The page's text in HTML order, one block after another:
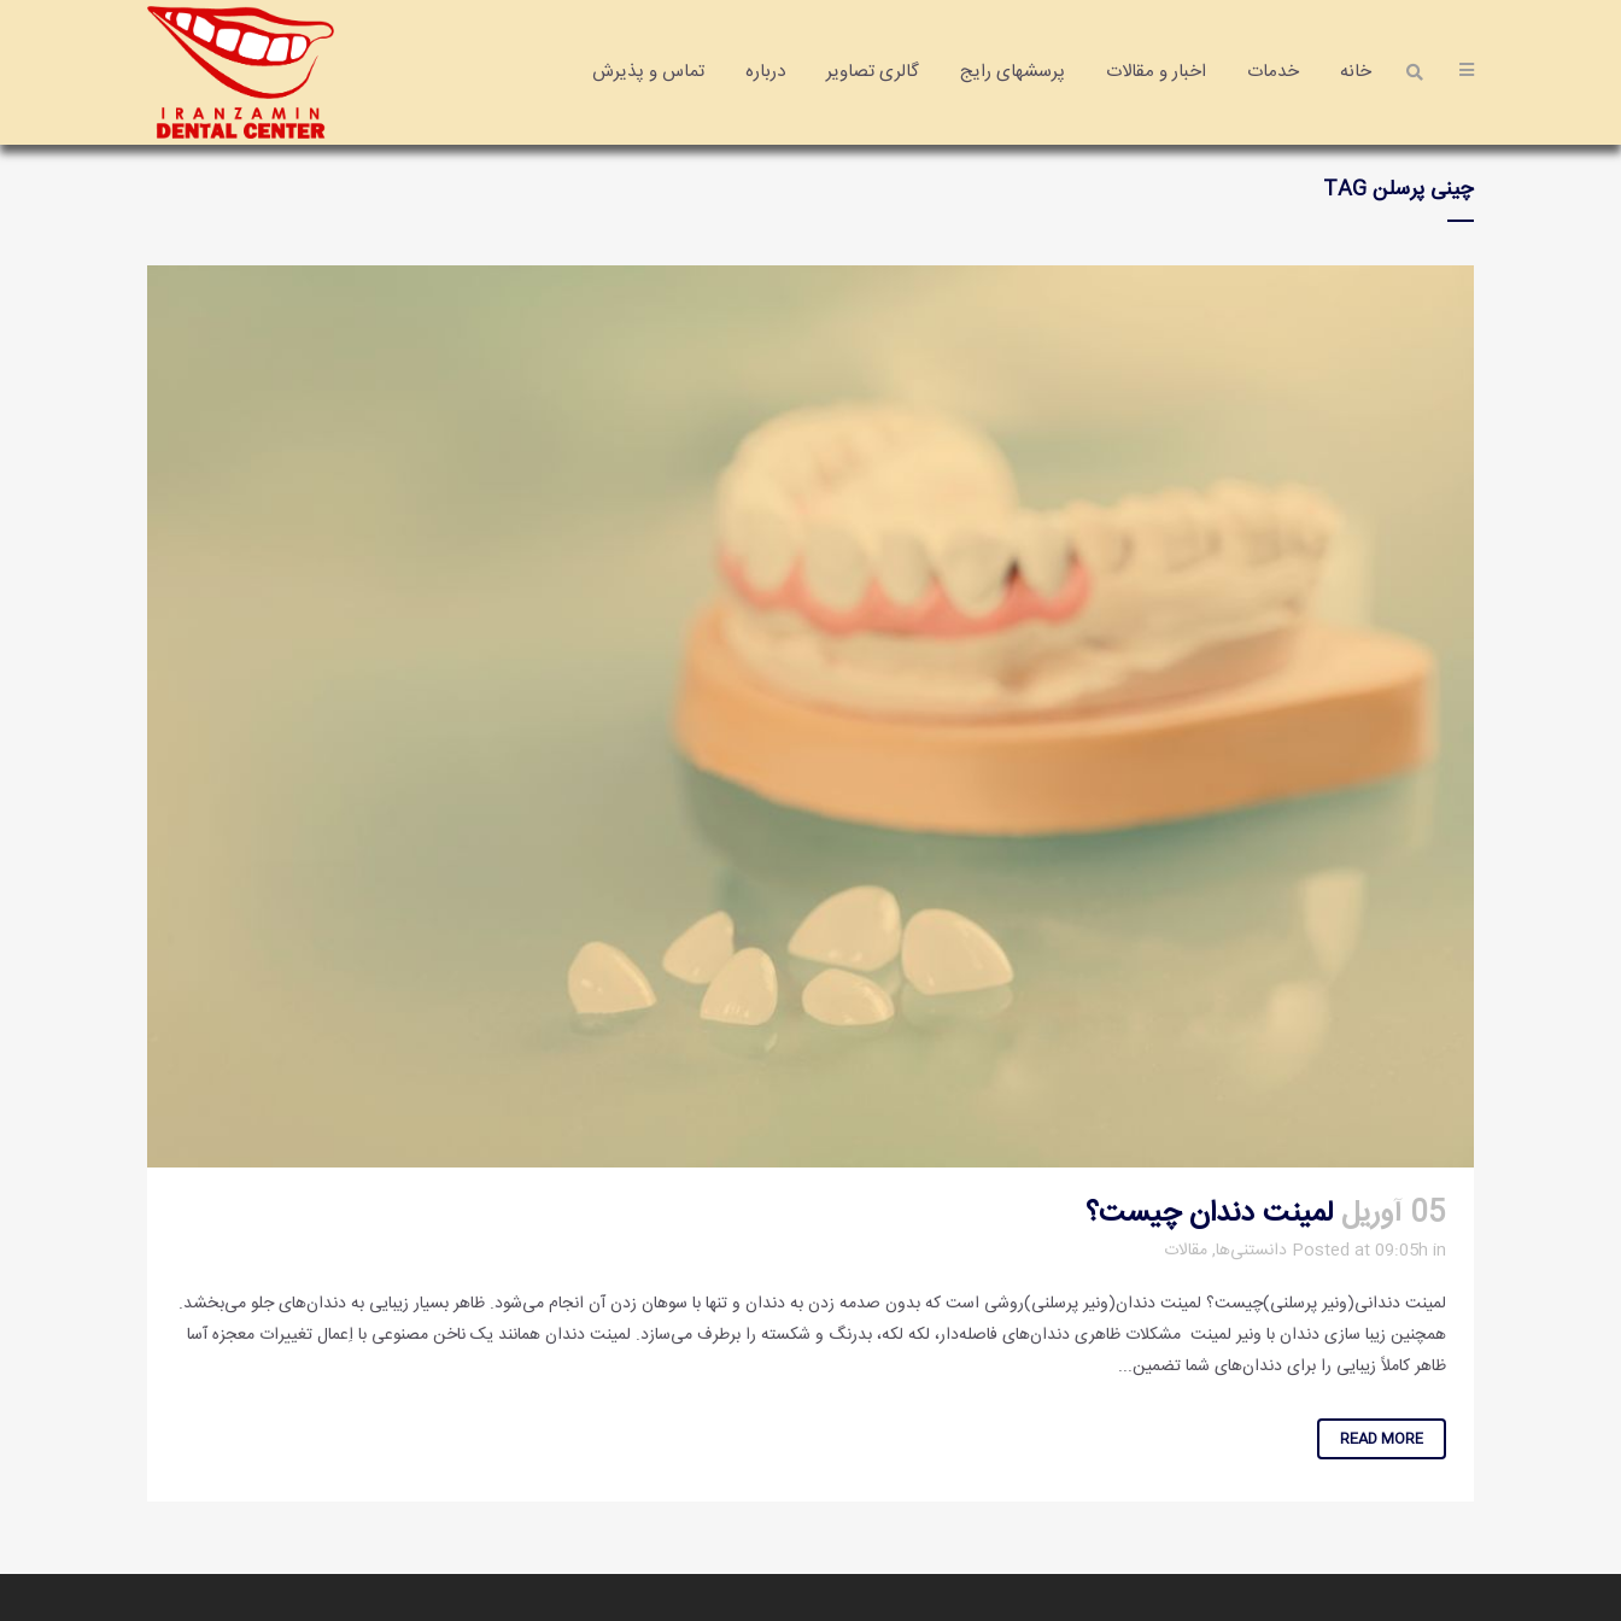
خانه خدمات اخبار و مقالات پرسشهای رایج گالری تصاویر درباره تماس و پذیرش
چینی پرسلن TAG
05 آوریل لمینت دندان چیست؟
Posted at 09:05h in دانستنی‌ها,مقالات
لمینت دندانی(ونیر پرسلنی)چیست؟ لمینت دندان(ونیر پرسلنی)روشی است که بدون صدمه زدن به دندان و تنها با سوهان زدن آن انجام می‌شود. ظاهر بسیار زیبایی به دندان‌های جلو می‌بخشد.
همچنین زیبا سازی دندان با ونیر لمینت مشکلات ظاهری دندان‌های فاصله‌‌دار، لکه لکه،‌‌ بدرنگ و شکسته را برطرف می‌سازد. لمینت دندان همانند یک ناخن مصنوعی با اِعمال تغییرات معجزه آسا
ظاهر کاملاً زیبایی را برای دندان‌های شما تضمین...
READ MORE